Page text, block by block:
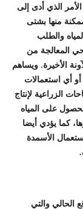
الذي أدى إلى
منها بشتى
والطلب
المعالجة من
الأخيرة. ويساهم
أي استعمالات
الزراعية لإنتاج
على المياه
كما يؤدي أيضا
الأسمدة
الحالي والتي